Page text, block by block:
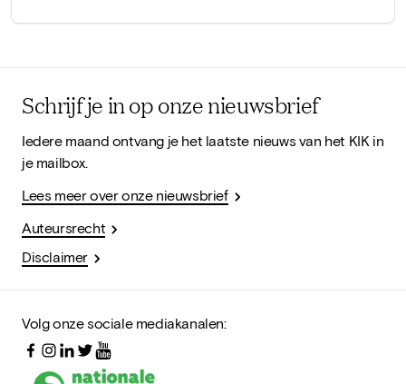
Schrijf je in op onze nieuwsbrief
Iedere maand ontvang je het laatste nieuws van het KIK in
je mailbox.
Lees meer over onze nieuwsbrief
Auteursrecht
Disclaimer
Volg onze sociale mediakanalen: